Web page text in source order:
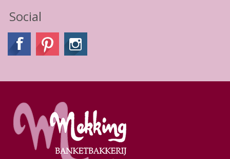
Social